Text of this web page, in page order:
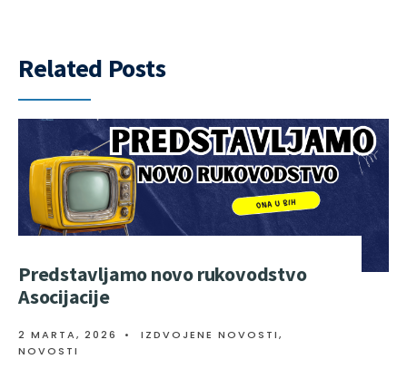
Related Posts
Predstavljamo novo rukovodstvo
Asocijacije
2 MARTA, 2026 • IZDVOJENE NOVOSTI,
NOVOSTI